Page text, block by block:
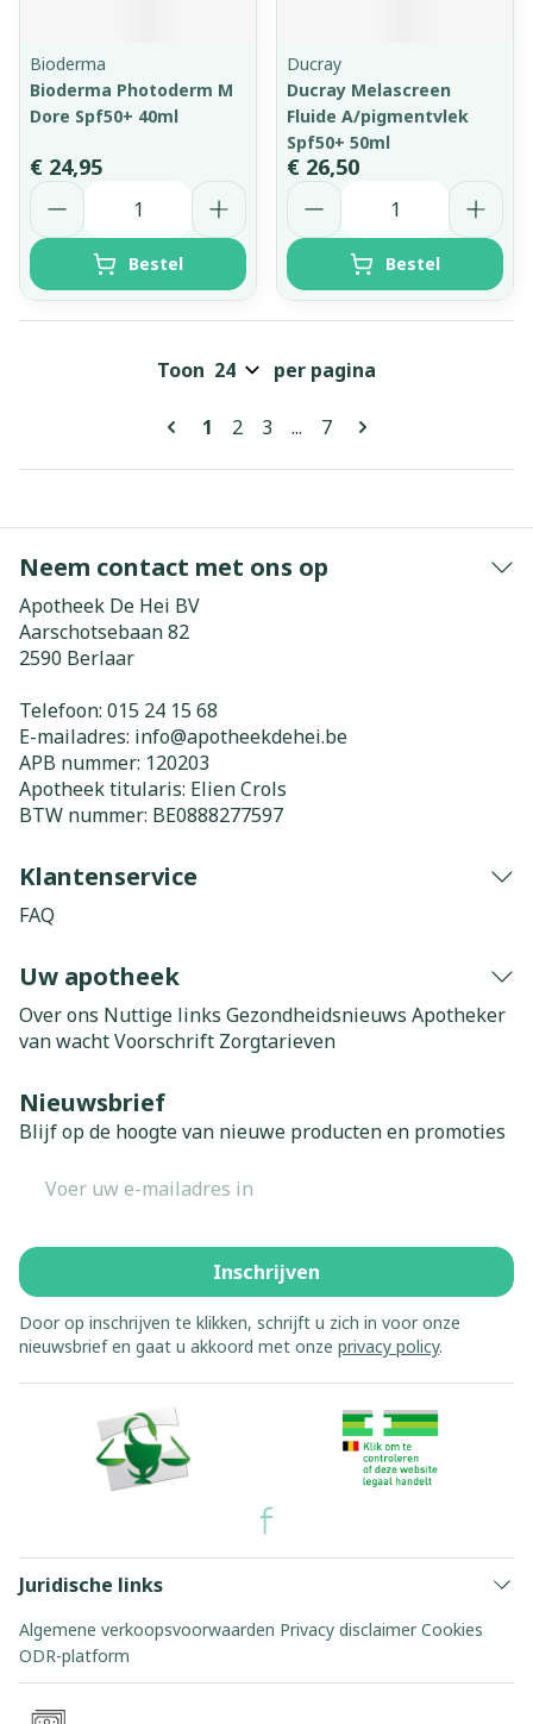
Bioderma
Bioderma Photoderm M
Dore Spf50+ 40ml
€ 24,95
Aantal
Bestel
Ducray
Ducray Melascreen
Fluide A/pigmentvlek
Spf50+ 50ml
€ 26,50
Aantal
Bestel
Pagina's
U lees momenteel pagina
1 Pagina
2 Pagina
3 ... Pagina
7
Toon per pagina
Neem contact met ons op
Apotheek De Hei BV
Aarschotsebaan 82
2590 Berlaar
Telefoon: 015 24 15 68
E-mailadres: info@apotheekdehei.be
APB nummer: 120203
Apotheek titularis: Elien Crols
BTW nummer: BE0888277597
Klantenservice
FAQ
Uw apotheek
Over ons Nuttige links Gezondheidsnieuws Apotheker
van wachtVoorschrift Zorgtarieven
Nieuwsbrief
Blijf op de hoogte van nieuwe producten en promoties
Inschrijven
Door op inschrijven te klikken, schrijft u zich in voor onze
nieuwsbrief en gaat u akkoord met onze privacy policy.
Juridische links
Algemene verkoopsvoorwaarden Privacy disclaimer Cookies
ODR-platform